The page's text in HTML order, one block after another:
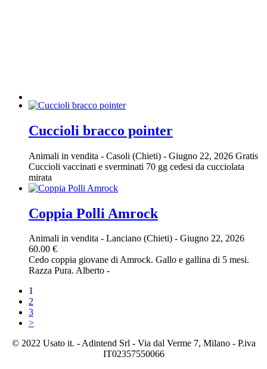
Cuccioli bracco pointer
Animali in vendita - Casoli (Chieti) - Giugno 22, 2026 Gratis
Cuccioli vaccinati e sverminati 70 gg cedesi da cucciolata
mirata
Coppia Polli Amrock
Animali in vendita - Lanciano (Chieti) - Giugno 22, 2026
60.00 €
Cedo coppia giovane di Amrock. Gallo e gallina di 5 mesi.
Razza Pura. Alberto -
1
2
3
>
© 2022 Usato it. - Adintend Srl - Via dal Verme 7, Milano - P.iva
IT02357550066